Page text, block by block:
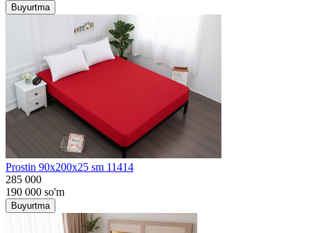
Buyurtma
Prostin 90x200x25 sm 11414
285 000
190 000 so'm
Buyurtma